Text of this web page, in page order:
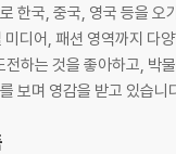
한국, 중국, 영국 등을 오
디어, 패션 영역까지 다
전하는 것을 좋아하고, 박
보며 영감을 받고 있습니